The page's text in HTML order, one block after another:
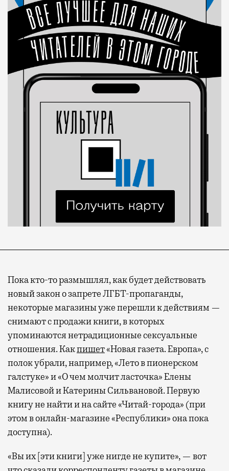
Пока кто-то размышлял, как будет действовать
новый закон о запрете ЛГБТ-пропаганды,
некоторые магазины уже перешли к действиям —
снимают с продажи книги, в которых
упоминаются нетрадиционные сексуальные
отношения. Какпишет«Новая газета. Европа», с
полок убрали, например, «Лето в пионерском
галстуке» и «О чем молчит ласточка» Елены
Малисовой и Катерины Сильвановой. Первую
книгу не найти и на сайте «Читай-города» (при
этом в онлайн-магазине «Республики» она пока
доступна).
«Вы их [эти книги] уже нигде не купите», — вот